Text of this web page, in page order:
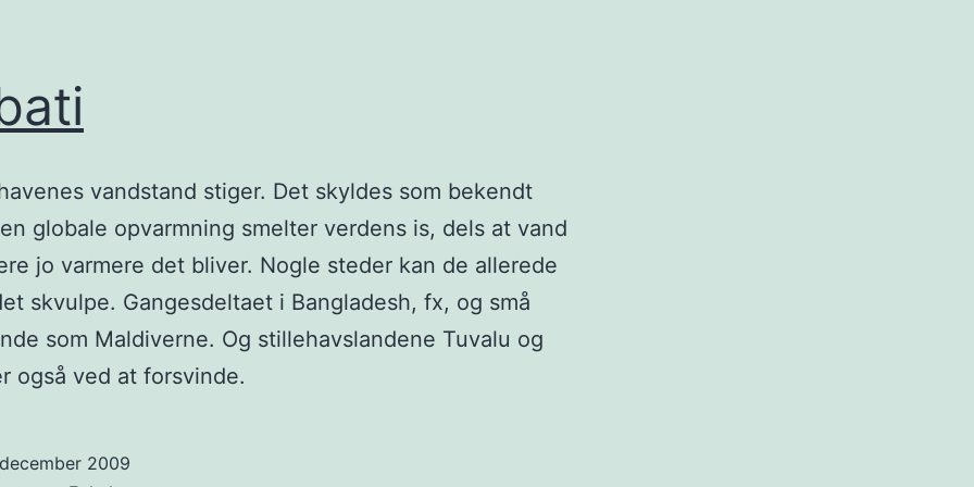
vandstand stiger. Det skyldes som bekendt
globale opvarmning smelter verdens is, dels at vand
jo varmere det bliver. Nogle steder kan de allerede
skvulpe. Gangesdeltaet i Bangladesh, fx, og små
som Maldiverne. Og stillehavslandene Tuvalu og
også ved at forsvinde.
2009